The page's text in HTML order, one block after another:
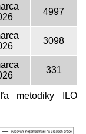
4997
3098
331
metodiky ILO